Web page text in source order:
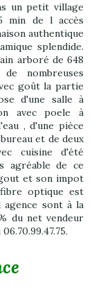
un petit village
min de l accès
authentique
splendide.
arboré de 648
nombreuses
goût la partie
d'une salle à
avec poele à
, d'une pièce
et de deux
cuisine d'été
agréable de ce
et son impot
optique est
sont à la
du net vendeur